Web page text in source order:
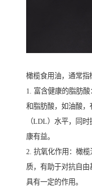
橄榄食用油，通常指
1. 富含健康的脂肪
和脂肪酸，如油酸
（LDL）水平，同
康有益。
2. 抗氧化作用：橄
质，有助于对抗自由
具有一定的作用。